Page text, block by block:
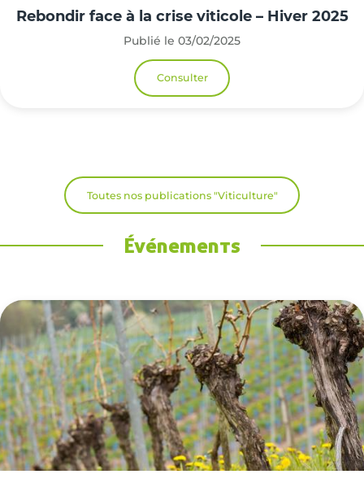
Rebondir face à la crise viticole – Hiver 2025
Publié le 03/02/2025
Consulter
Toutes nos publications "Viticulture"
Événements